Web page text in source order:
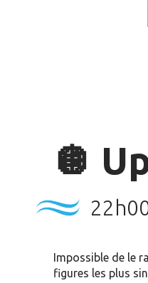
🪩
Impossible de le
figures les plus